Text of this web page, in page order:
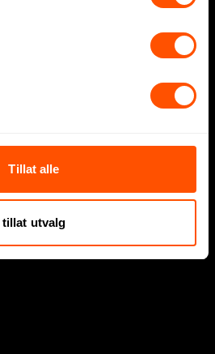
Tillat alle
tillat utvalg